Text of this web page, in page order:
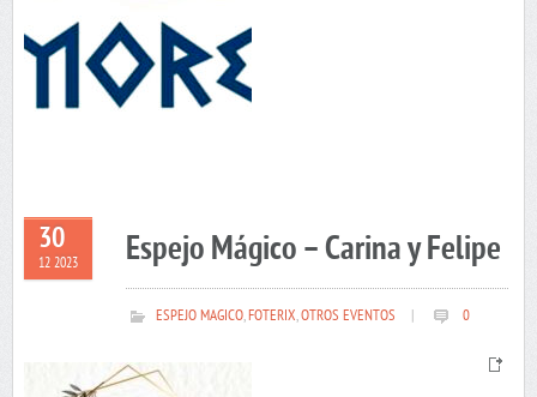
30
12 2023 Espejo Mágico – Carina y Felipe
ESPEJO MAGICO,FOTERIX,OTROS EVENTOS 0